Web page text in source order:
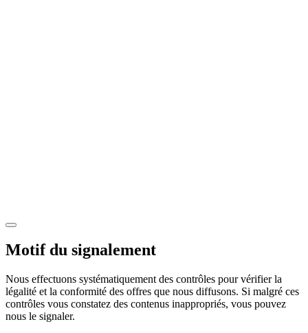
Motif du signalement
Nous effectuons systématiquement des contrôles pour vérifier la
légalité et la conformité des offres que nous diffusons. Si malgré ces
contrôles vous constatez des contenus inappropriés, vous pouvez
nous le signaler.